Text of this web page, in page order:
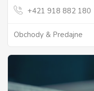
+421 918 882 180
Obchody & Predajne